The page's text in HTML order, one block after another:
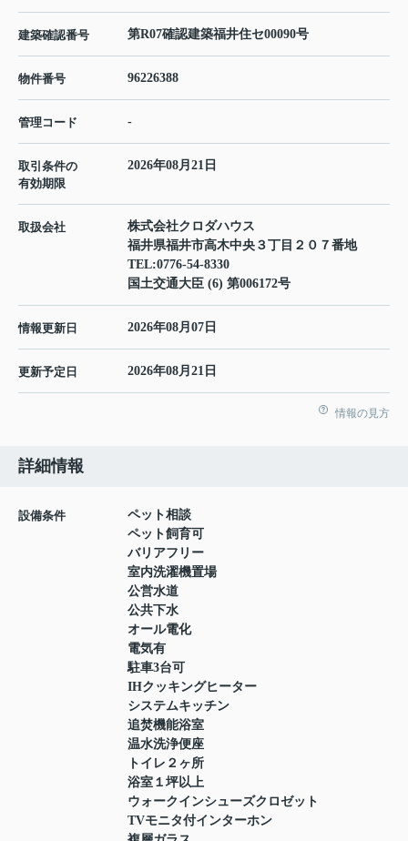
建築確認番号 第R07確認建築福井住セ00090号
物件番号 96226388
管理コード -
取引条件の
有効期限
2026年08月21日
取扱会社
株式会社クロダハウス
福井県福井市高木中央３丁目２０７番地
TEL:0776-54-8330
国土交通大臣 (6) 第006172号
情報更新日 2026年08月07日
更新予定日 2026年08月21日
情報の見方
詳細情報
設備条件
ペット相談
ペット飼育可
バリアフリー
室内洗濯機置場
公営水道
公共下水
オール電化
電気有
駐車3台可
IHクッキングヒーター
システムキッチン
追焚機能浴室
温水洗浄便座
トイレ２ヶ所
浴室１坪以上
ウォークインシューズクロゼット
TVモニタ付インターホン